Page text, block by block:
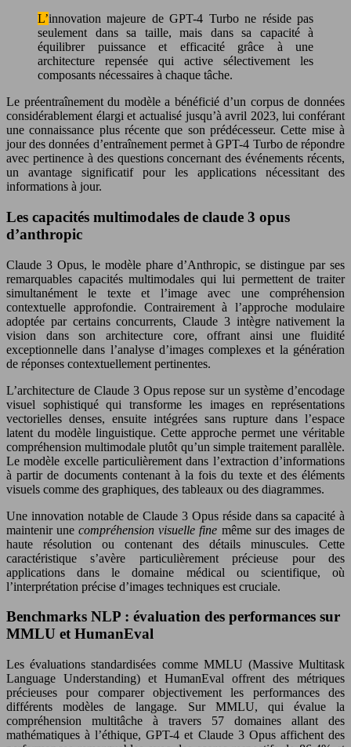
L’innovation majeure de GPT-4 Turbo ne réside pas
seulement dans sa taille, mais dans sa capacité à
équilibrer puissance et efficacité grâce à une
architecture repensée qui active sélectivement les
composants nécessaires à chaque tâche.
Le préentraînement du modèle a bénéficié d’un corpus de données
considérablement élargi et actualisé jusqu’à avril 2023, lui conférant
une connaissance plus récente que son prédécesseur. Cette mise à
jour des données d’entraînement permet à GPT-4 Turbo de répondre
avec pertinence à des questions concernant des événements récents,
un avantage significatif pour les applications nécessitant des
informations à jour.
Les capacités multimodales de claude 3 opus
d’anthropic
Claude 3 Opus, le modèle phare d’Anthropic, se distingue par ses
remarquables capacités multimodales qui lui permettent de traiter
simultanément le texte et l’image avec une compréhension
contextuelle approfondie. Contrairement à l’approche modulaire
adoptée par certains concurrents, Claude 3 intègre nativement la
vision dans son architecture core, offrant ainsi une fluidité
exceptionnelle dans l’analyse d’images complexes et la génération
de réponses contextuellement pertinentes.
L’architecture de Claude 3 Opus repose sur un système d’encodage
visuel sophistiqué qui transforme les images en représentations
vectorielles denses, ensuite intégrées sans rupture dans l’espace
latent du modèle linguistique. Cette approche permet une véritable
compréhension multimodale plutôt qu’un simple traitement parallèle.
Le modèle excelle particulièrement dans l’extraction d’informations
à partir de documents contenant à la fois du texte et des éléments
visuels comme des graphiques, des tableaux ou des diagrammes.
Une innovation notable de Claude 3 Opus réside dans sa capacité à
maintenir unecompréhension visuelle fine même sur des images de
haute résolution ou contenant des détails minuscules. Cette
caractéristique s’avère particulièrement précieuse pour des
applications dans le domaine médical ou scientifique, où
l’interprétation précise d’images techniques est cruciale.
Benchmarks NLP : évaluation des performances sur
MMLU et HumanEval
Les évaluations standardisées comme MMLU (Massive Multitask
Language Understanding) et HumanEval offrent des métriques
précieuses pour comparer objectivement les performances des
différents modèles de langage. Sur MMLU, qui évalue la
compréhension multitâche à travers 57 domaines allant des
mathématiques à l’éthique, GPT-4 et Claude 3 Opus affichent des